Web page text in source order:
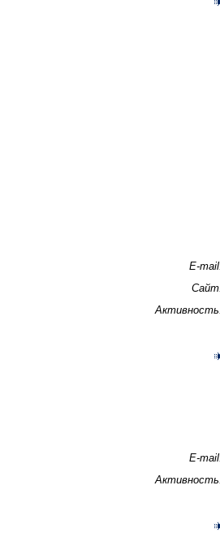
E-
E-